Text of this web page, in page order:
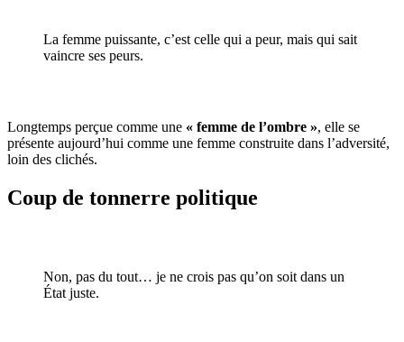
La femme puissante, c’est celle qui a peur, mais qui sait
vaincre ses peurs.
Longtemps perçue comme une « femme de l’ombre », elle se
présente aujourd’hui comme une femme construite dans l’adversité,
loin des clichés.
Coup de tonnerre politique
Non, pas du tout… je ne crois pas qu’on soit dans un
État juste.